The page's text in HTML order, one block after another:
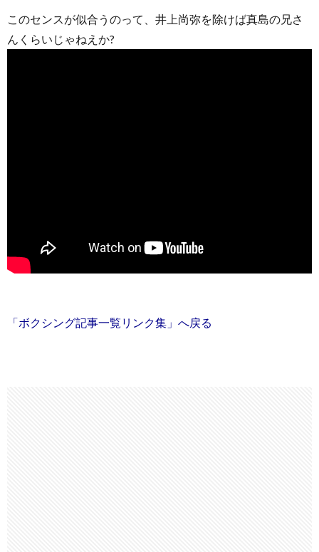
このセンスが似合うのって、井上尚弥を除けば真島の兄さ
んくらいじゃねえか?
「ボクシング記事一覧リンク集」へ戻る